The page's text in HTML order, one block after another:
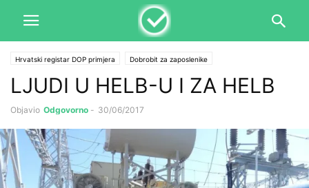
Hrvatski registar DOP primjera Dobrobit za zaposlenike
LJUDI U HELB-U I ZA HELB
Objavio Odgovorno - 30/06/2017